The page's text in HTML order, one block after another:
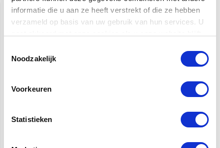
informatie die u aan ze heeft verstrekt of die ze hebben
verzameld op basis van uw gebruik van hun services. U
Noodzakelijk
Voorkeuren
Statistieken
Martin OMJM John Mayer
€ 3.999,-
Taylor 214ce -BLK Plus |
€ 1.299,-